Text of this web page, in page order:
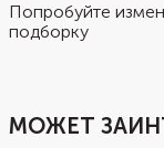
Попробуйте
подборку
МОЖЕТ